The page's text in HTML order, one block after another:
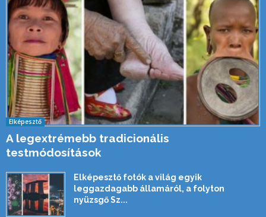
Elképesztő
A legextrémebb tradicionális
testmódosítások
Elképesztő fotók a világ egyik
leggazdagabb államáról, a folyton
nyüzsgő Sz...